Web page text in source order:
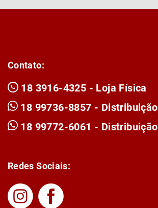
Contato:
18 3916-4325 - Loja Física
18 99736-8857 - Distribuição
18 99772-6061 - Distribuição
Redes Sociais: